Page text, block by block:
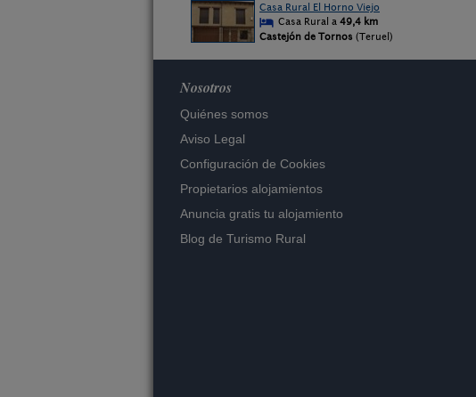
Casa Rural El Horno Viejo
Casa Rural a 49,4 km
Castejón de Tornos (Teruel)
Nosotros
Quiénes somos
Aviso Legal
Configuración de Cookies
Propietarios alojamientos
Anuncia gratis tu alojamiento
Blog de Turismo Rural